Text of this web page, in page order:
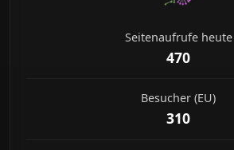
Seitenaufrufe heute
470
Besucher (EU)
310